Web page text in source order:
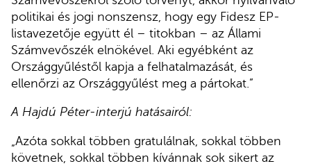
politikai és jogi nonszensz, hogy egy Fidesz EP-
listavezetője együtt él – titokban – az Állami
Számvevőszék elnökével. Aki egyébként az
Országgyűléstől kapja a felhatalmazását, és
ellenőrzi az Országgyűlést meg a pártokat.”
A Hajdú Péter-interjú hatásairól:
„Azóta sokkal többen gratulálnak, sokkal többen
követnek, sokkal többen kívánnak sok sikert az